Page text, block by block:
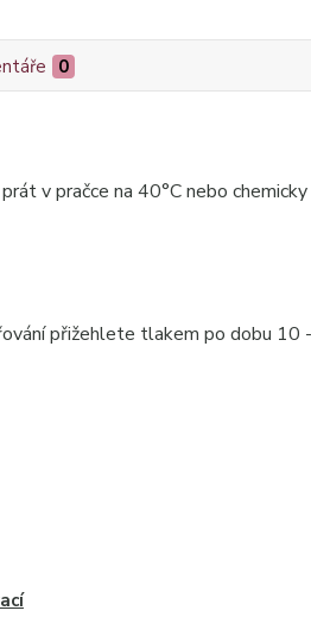
0
v pračce na 40°C nebo
přižehlete tlakem po dobu 10